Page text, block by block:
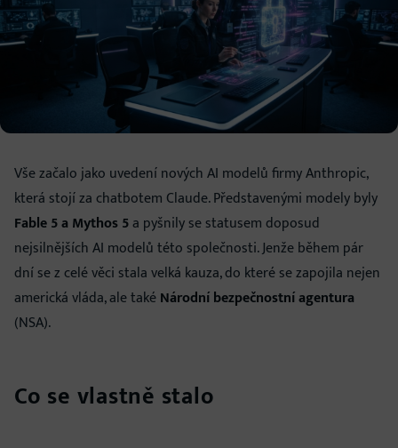
Vše začalo jako uvedení nových AI modelů firmy Anthropic,
která stojí za chatbotem Claude. Představenými modely byly
Fable 5 a Mythos 5a pyšnily se statusem doposud
nejsilnějších AI modelů této společnosti. Jenže během pár
dní se z celé věci stala velká kauza, do které se zapojila nejen
americká vláda, ale takéNárodní bezpečnostní agentura
(NSA).
Co se vlastně stalo